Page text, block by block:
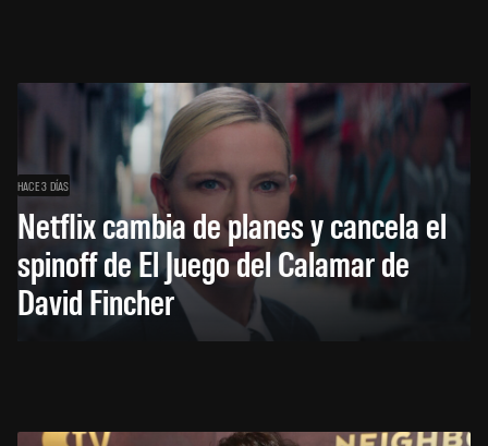
HACE 3 DÍAS
Netflix cambia de planes y cancela el
spinoff de El Juego del Calamar de
David Fincher